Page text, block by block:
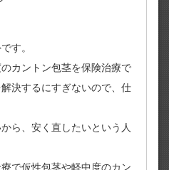
す。
カントン包茎を保険治療で
決するにすぎないので、仕
ら、安く直したいという人
で仮性包茎や軽中度のカン